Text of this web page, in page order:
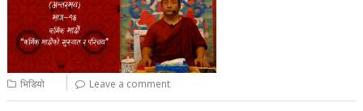
भिडियो Leave a comment